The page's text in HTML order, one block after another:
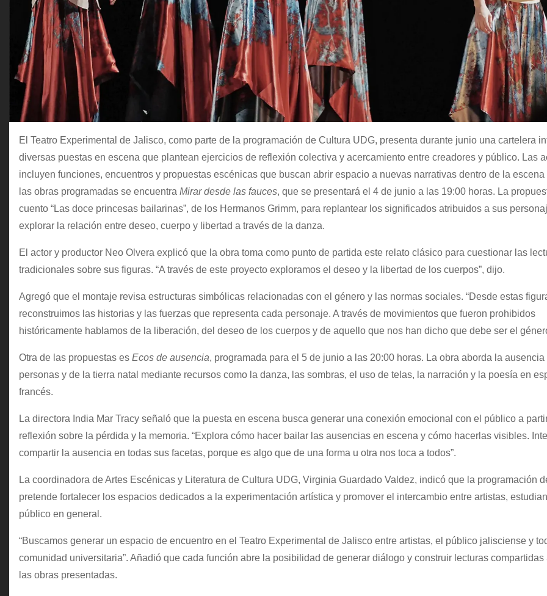
El Teatro Experimental de Jalisco, como parte de la programación de Cultura UDG, presenta durante junio una cartelera
diversas puestas en escena que plantean ejercicios de reflexión colectiva y acercamiento entre creadores y público. Las
incluyen funciones, encuentros y propuestas escénicas que buscan abrir espacio a nuevas narrativas dentro de la
las obras programadas se encuentra Mirar desde las fauces, que se presentará el 4 de junio a las 19:00 horas. La
cuento “Las doce princesas bailarinas”, de los Hermanos Grimm, para replantear los significados atribuidos a sus
explorar la relación entre deseo, cuerpo y libertad a través de la danza.
El actor y productor Neo Olvera explicó que la obra toma como punto de partida este relato clásico para cuestionar las
tradicionales sobre sus figuras. “A través de este proyecto exploramos el deseo y la libertad de los cuerpos”, dijo.
Agregó que el montaje revisa estructuras simbólicas relacionadas con el género y las normas sociales. “Desde estas
reconstruimos las historias y las fuerzas que representa cada personaje. A través de movimientos que fueron prohibidos
históricamente hablamos de la liberación, del deseo de los cuerpos y de aquello que nos han dicho que debe ser el
Otra de las propuestas es Ecos de ausencia, programada para el 5 de junio a las 20:00 horas. La obra aborda la ausencia
personas y de la tierra natal mediante recursos como la danza, las sombras, el uso de telas, la narración y la poesía en
francés.
La directora India Mar Tracy señaló que la puesta en escena busca generar una conexión emocional con el público a
reflexión sobre la pérdida y la memoria. “Explora cómo hacer bailar las ausencias en escena y cómo hacerlas visibles.
compartir la ausencia en todas sus facetas, porque es algo que de una forma u otra nos toca a todos”.
La coordinadora de Artes Escénicas y Literatura de Cultura UDG, Virginia Guardado Valdez, indicó que la programación
pretende fortalecer los espacios dedicados a la experimentación artística y promover el intercambio entre artistas,
público en general.
“Buscamos generar un espacio de encuentro en el Teatro Experimental de Jalisco entre artistas, el público jalisciense y
comunidad universitaria”. Añadió que cada función abre la posibilidad de generar diálogo y construir lecturas compartidas
las obras presentadas.